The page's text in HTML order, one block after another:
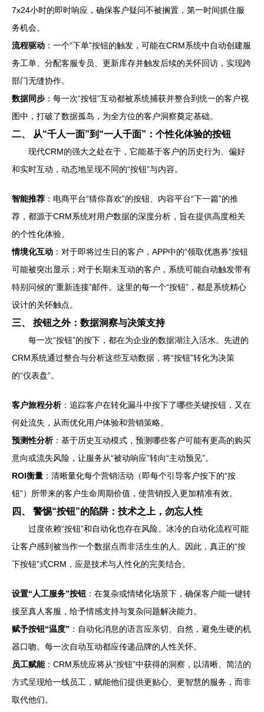
7x24小时的即时响应，确保客户疑问不被搁置，第一时间抓住服
务机会。
流程驱动 ：一个“下单”按钮的触发，可能在CRM系统中自动创建服
务工单、分配客服专员、更新库存并触发后续的关怀回访，实现跨
部门无缝协作。
数据同步 ：每一次“按钮”互动都被系统捕获并整合到统一的客户视
图中，打破了数据孤岛，为全方位的客户洞察奠定基础。
二、 从“千人一面”到“一人千面”：个性化体验的按钮
现代CRM的强大之处在于，它能基于客户的历史行为、偏好
和实时互动，动态地呈现不同的“按钮”与内容。
智能推荐 ：电商平台“猜你喜欢”的按钮、内容平台“下一篇”的推
荐，都源于CRM系统对用户数据的深度分析，旨在提供高度相关
的个性化体验。
情境化互动 ：对于即将过生日的客户，APP中的“领取优惠券”按钮
可能被突出显示；对于长期未互动的客户，系统可能自动触发带有
特别问候的“重新连接”邮件。这里的每一个“按钮”，都是系统精心
设计的关怀触点。
三、 按钮之外：数据洞察与决策支持
每一次“按钮”的按下，都在为企业的数据湖注入活水。先进的
CRM系统通过整合与分析这些互动数据，将“按钮”转化为决策
的“仪表盘”。
客户旅程分析：追踪客户在转化漏斗中按下了哪些关键按钮，又在
何处流失，从而优化用户体验和营销策略。
预测性分析：基于历史互动模式，预测哪些客户可能有更高的购买
意向或流失风险，让服务从“被动响应”转向“主动预见”。
ROI衡量 ：清晰量化每个营销活动（即每个引导客户按下的“按
钮”）所带来的客户生命周期价值，使营销投入更加精准有效。
四、 警惕“按钮”的陷阱：技术之上，勿忘人性
过度依赖“按钮”和自动化也存在风险。冰冷的自动化流程可能
让客户感到被当作一个数据点而非活生生的人。因此，真正的“按
下按钮”式CRM，应是技术与人性化的完美结合。
设置“人工服务”按钮 ：在复杂或情绪化场景下，确保客户能一键转
接至真人客服，给予情感支持与复杂问题解决能力。
赋予按钮“温度” ：自动化消息的语言应亲切、自然，避免生硬的机
器口吻。每一次自动互动都应传递品牌的人性关怀。
员工赋能：CRM系统应将从“按钮”中获得的洞察，以清晰、简洁的
方式呈现给一线员工，赋能他们提供更贴心、更智慧的服务，而非
取代他们。